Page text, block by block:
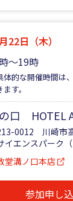
22日（木）
～19時
的な開催時間は
ます。
口 HOTEL
0012 川崎市
イエンスパーク
堂溝ノ口本店
参加申し